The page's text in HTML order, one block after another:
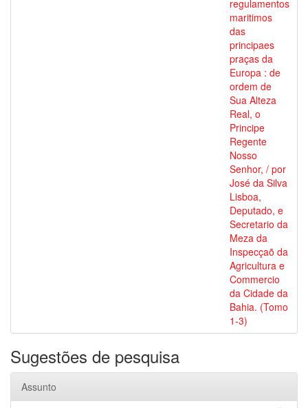
regulamentos
maritimos
das
principaes
praças da
Europa : de
ordem de
Sua Alteza
Real, o
Principe
Regente
Nosso
Senhor, / por
José da Silva
Lisboa,
Deputado, e
Secretario da
Meza da
Inspecçaõ da
Agricultura e
Commercio
da Cidade da
Bahia. (Tomo
1-3)
Sugestões de pesquisa
Assunto